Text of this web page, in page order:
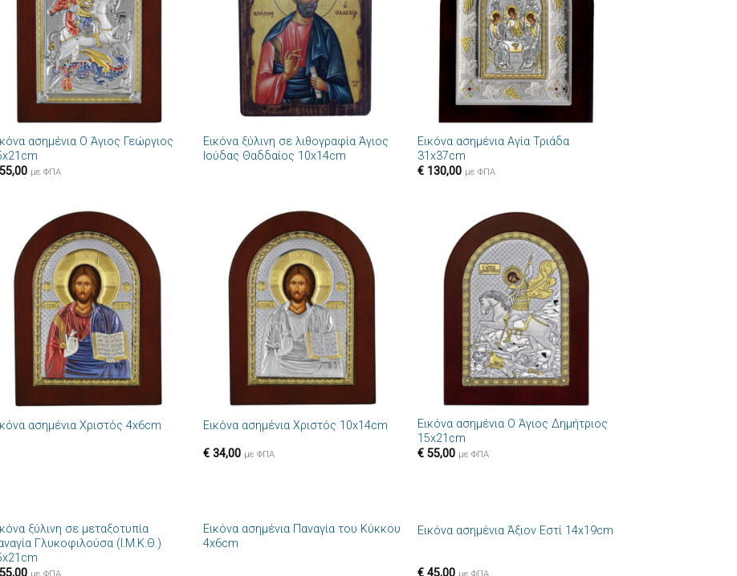
ασημένια Ο Άγιος Γεώργιος
55,00 με ΦΠΑ
Εικόνα ξύλινη σε λιθογραφία Άγιος
Ιούδας Θαδδαίος 10x14cm
Εικόνα ασημένια Αγία Τριάδα
31x37cm
€130,00 με ΦΠΑ
Πρόσθήκη
στην λίστα
επιθυμιών
ασημένια Χριστός 4x6cm
Πρόσθήκη
στην λίστα
επιθυμιών
Εικόνα ασημένια Χριστός 10x14cm
€ 34,00 με ΦΠΑ
Πρόσθήκη
στην λίστα
επιθυμιών
Εικόνα ασημένια Ο Άγιος Δημήτριος
15x21cm
€55,00 με ΦΠΑ
Πρόσθήκη
στην λίστα
ξύλινη σε μεταξοτυπία
Γλυκοφιλούσα (Ι.Μ.Κ.Θ.)
55,00 με ΦΠΑ
Πρόσθήκη
Εικόνα ασημένια Παναγία του Κύκκου
4x6cm
Πρόσθήκη
Εικόνα ασημένια Άξιον Εστί 14x19cm
€45,00 με ΦΠΑ